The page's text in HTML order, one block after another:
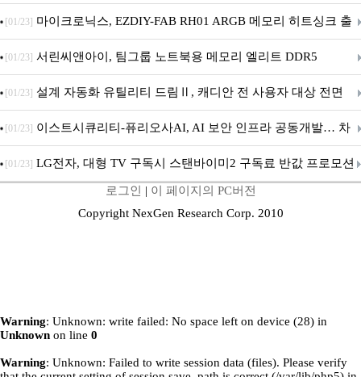
[01/23] 마이크로닉스, EZDIY-FAB RH01 ARGB 메모리 히트싱크 출
시
[01/23] 서린씨앤아이, 팀그룹 노트북용 메모리 엘리트 DDR5
5600MHz 16GB 출시
[01/23] 설계 자동화 유틸리티 드림Ⅱ, 캐디안 전 사용자 대상 전면
무상 배포
[01/23] 이스트시큐리티-퓨리오사AI, AI 보안 인프라 공동개발… 차
세대 AI 보안 플랫폼 구축
[01/23] LG전자, 대형 TV 구독시 스탠바이미2 구독료 반값 프로모션
로그인 | 이 페이지의 PC버전
Copyright NexGen Research Corp. 2010
Warning: Unknown: write failed: No space left on device (28) in
Unknown on line 0
Warning: Unknown: Failed to write session data (files). Please verify